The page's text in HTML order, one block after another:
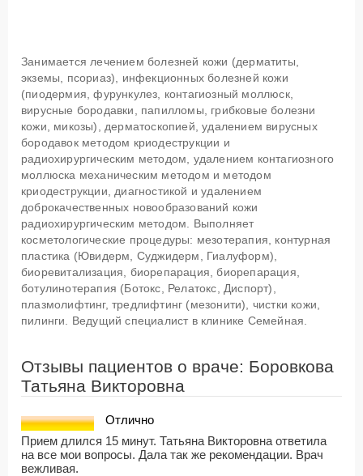
Занимается лечением болезней кожи (дерматиты,
экземы, псориаз), инфекционных болезней кожи
(пиодермия, фурункулез, контагиозный моллюск,
вирусные бородавки, папилломы, грибковые болезни
кожи, микозы), дерматоскопией, удалением вирусных
бородавок методом криодеструкции и
радиохирургическим методом, удалением контагиозного
моллюска механическим методом и методом
криодеструкции, диагностикой и удалением
доброкачественных новообразований кожи
радиохирургическим методом. Выполняет
косметологические процедуры: мезотерапия, контурная
пластика (Ювидерм, Суджидерм, Гиалуформ),
биоревитализация, биорепарация, биорепарация,
ботулинотерапия (Ботокс, Релатокс, Диспорт),
плазмолифтинг, тредлифтинг (мезонити), чистки кожи,
пилинги. Ведущий специалист в клинике Семейная.
Отзывы пациентов о враче: Боровкова
Татьяна Викторовна
Отлично
Прием длился 15 минут. Татьяна Викторовна ответила
на все мои вопросы. Дала так же рекомендации. Врач
вежливая.